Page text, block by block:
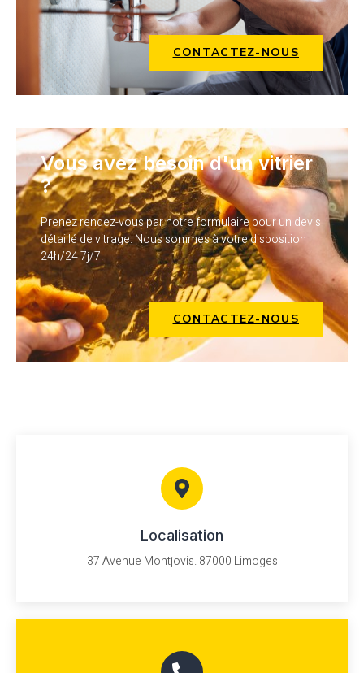
CONTACTEZ-NOUS
Vous avez besoin d'un vitrier
?
Prenez rendez-vous par notre formulaire pour un devis
détaillé de vitrage. Nous sommes à votre disposition
24h/24 7j/7.
CONTACTEZ-NOUS
Localisation
37 Avenue Montjovis. 87000 Limoges